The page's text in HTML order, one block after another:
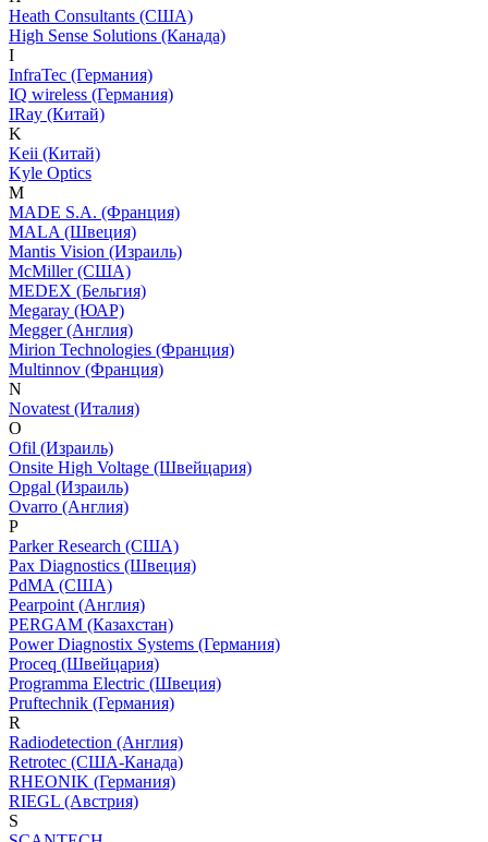
Heath Consultants (США)
High Sense Solutions (Канада)
I
InfraTec (Германия)
IQ wireless (Германия)
IRay (Китай)
K
Keii (Китай)
Kyle Optics
M
MADE S.A. (Франция)
MALA (Швеция)
Mantis Vision (Израиль)
McMiller (США)
MEDEX (Бельгия)
Megaray (ЮАР)
Megger (Англия)
Mirion Technologies (Франция)
Multinnov (Франция)
N
Novatest (Италия)
O
Ofil (Израиль)
Onsite High Voltage (Швейцария)
Opgal (Израиль)
Ovarro (Англия)
P
Parker Research (США)
Pax Diagnostics (Швеция)
PdMA (США)
Pearpoint (Англия)
PERGAM (Казахстан)
Power Diagnostix Systems (Германия)
Proceq (Швейцария)
Programma Electric (Швеция)
Pruftechnik (Германия)
R
Radiodetection (Англия)
Retrotec (США-Канада)
RHEONIK (Германия)
RIEGL (Австрия)
S